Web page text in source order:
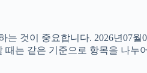
것이 중요합니다. 2026년07
는 같은 기준으로 항목을 나누